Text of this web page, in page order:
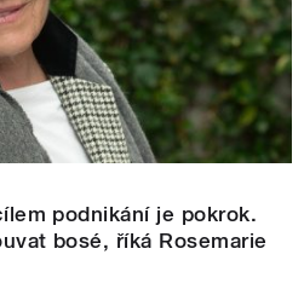
podnikání je pokrok.
bosé, říká Rosemarie